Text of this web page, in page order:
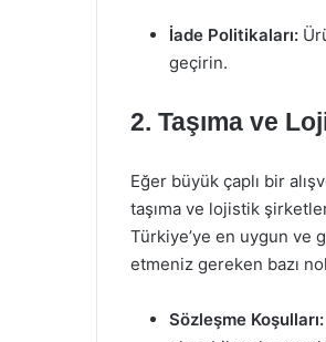
İade Politikaları:
geçirin.
2. Taşıma ve
Eğer büyük çaplı bir
taşıma ve lojistik
Türkiye’ye en uygun ve
etmeniz gereken bazı
Sözleşme Koşulları: